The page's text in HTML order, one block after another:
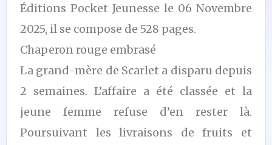
Éditions Pocket Jeunesse le 06 Novembre
2025, il se compose de 528 pages.
Chaperon rouge embrasé
La grand-mère de Scarlet a disparu depuis
2 semaines. L’affaire a été classée et la
jeune femme refuse d’en rester là.
Poursuivant les livraisons de fruits et